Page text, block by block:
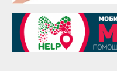
Надежда Рослова
1 сентября
Гали Хасанов